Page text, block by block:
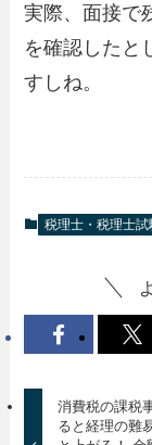
実際、面接で
を確認したと
すしね。
税理士・税理士試
消費税の課税
ると経理の難